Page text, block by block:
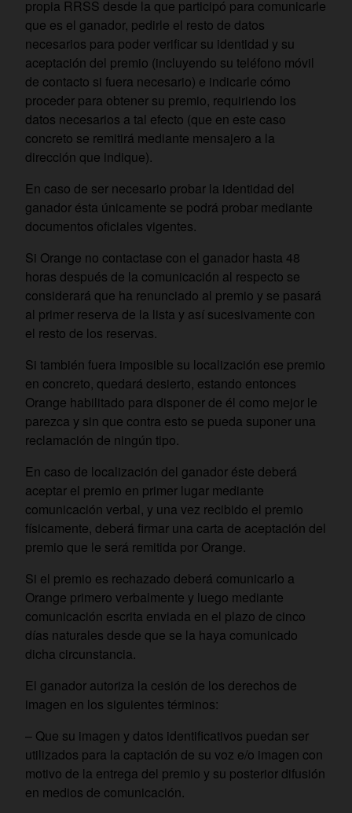
propia RRSS desde la que participó para comunicarle
que es el ganador, pedirle el resto de datos
necesarios para poder verificar su identidad y su
aceptación del premio (incluyendo su teléfono móvil
de contacto si fuera necesario) e indicarle cómo
proceder para obtener su premio, requiriendo los
datos necesarios a tal efecto (que en este caso
concreto se remitirá mediante mensajero a la
dirección que indique).
En caso de ser necesario probar la identidad del
ganador ésta únicamente se podrá probar mediante
documentos oficiales vigentes.
Si Orange no contactase con el ganador hasta 48
horas después de la comunicación al respecto se
considerará que ha renunciado al premio y se pasará
al primer reserva de la lista y así sucesivamente con
el resto de los reservas.
Si también fuera imposible su localización ese premio
en concreto, quedará desierto, estando entonces
Orange habilitado para disponer de él como mejor le
parezca y sin que contra esto se pueda suponer una
reclamación de ningún tipo.
En caso de localización del ganador éste deberá
aceptar el premio en primer lugar mediante
comunicación verbal, y una vez recibido el premio
físicamente, deberá firmar una carta de aceptación del
premio que le será remitida por Orange.
Si el premio es rechazado deberá comunicarlo a
Orange primero verbalmente y luego mediante
comunicación escrita enviada en el plazo de cinco
días naturales desde que se la haya comunicado
dicha circunstancia.
El ganador autoriza la cesión de los derechos de
imagen en los siguientes términos:
– Que su imagen y datos identificativos puedan ser
utilizados para la captación de su voz e/o imagen con
motivo de la entrega del premio y su posterior difusión
en medios de comunicación.